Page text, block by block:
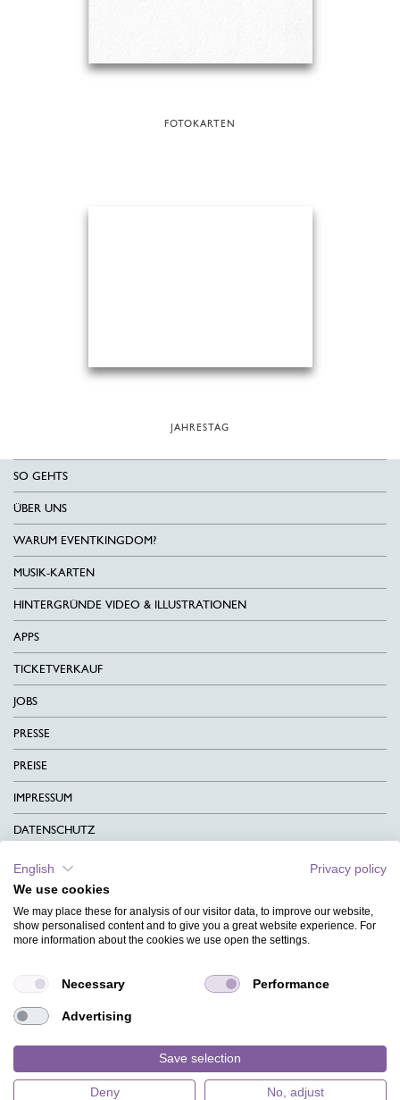
FOTOKARTEN
JAHRESTAG
SO GEHTS
ÜBER UNS
WARUM EVENTKINGDOM?
MUSIK-KARTEN
HINTERGRÜNDE VIDEO & ILLUSTRATIONEN
APPS
TICKETVERKAUF
JOBS
PRESSE
PREISE
IMPRESSUM
DATENSCHUTZ
KONTAKT
AGB
CHARITY
MAGAZIN
HILFE
English
Privacy policy
We use cookies
We may place these for analysis of our visitor data, to improve our website,
show personalised content and to give you a great website experience. For
more information about the cookies we use open the settings.
Necessary Performance
Advertising
Save selection
Deny No, adjust